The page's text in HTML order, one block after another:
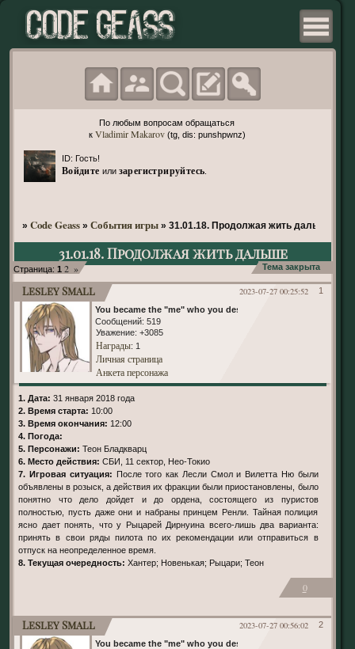
По любым вопросам обращаться
к Vladimir Makarov(tg, dis: punshpwnz)
ID: Гость!
Войдите или зарегистрируйтесь
» Code Geass » События игры » 31.01.18. Продолжая жить дальше
31.01.18. Продолжая жить дальше
Страница: 1 2 » Тема закрыта
1
2023-07-27 00:25:52
Lesley Small
You became the "me" who you despised
Сообщений: 519
Уважение: +3085
Награды: 1
Личная страница
Анкета персонажа
1. Дата: 31 января 2018 года
2. Время старта: 10:00
3. Время окончания: 12:00
4. Погода:
5. Персонажи:Теон Бладкварц
6. Место действия:СБИ, 11 сектор, Нео-Токио
7. Игровая ситуация: После того как Лесли Смол и Вилетта Ню были
объявлены в розыск, а действия их фракции были приостановлены, было
понятно что дело дойдет и до ордена, состоящего из пуристов
полностью, пусть даже они и набраны принцем Ренли. Тайная полиция
ясно дает понять, что у Рыцарей Дирнуина всего-лишь два варианта:
принять в свои ряды пилота по их рекомендации или отправиться в
отпуск на неопределенное время.
8. Текущая очередность: Хантер; Новенькая; Рыцари; Теон
0
2
2023-07-27 00:56:02
Lesley Small
You became the "me" who you despised